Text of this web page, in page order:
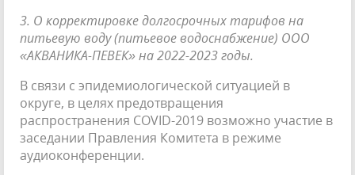
3. О корректировке долгосрочных тарифов на
питьевую воду (питьевое водоснабжение) ООО
«АКВАНИКА-ПЕВЕК» на 2022-2023 годы.
В связи с эпидемиологической ситуацией в
округе, в целях предотвращения
распространения COVID-2019 возможно участие в
заседании Правления Комитета в режиме
аудиоконференции.